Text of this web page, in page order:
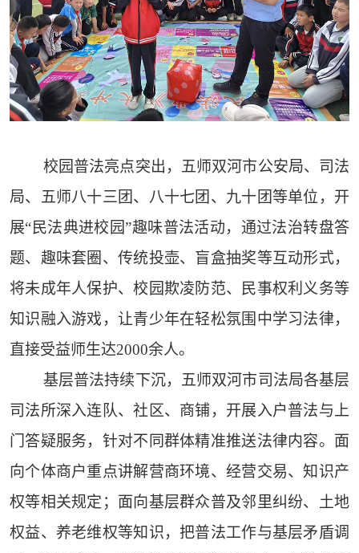
校园普法亮点突出，五师双河市公安局、司法
局、五师八十三团、八十七团、九十团等单位，开
展“民法典进校园”趣味普法活动，通过法治转盘答
题、趣味套圈、传统投壶、盲盒抽奖等互动形式，
将未成年人保护、校园欺凌防范、民事权利义务等
知识融入游戏，让青少年在轻松氛围中学习法律，
直接受益师生达2000余人。
基层普法持续下沉，五师双河市司法局各基层
司法所深入连队、社区、商铺，开展入户普法与上
门答疑服务，针对不同群体精准推送法律内容。面
向个体商户重点讲解营商环境、经营交易、知识产
权等相关规定；面向基层群众普及邻里纠纷、土地
权益、养老维权等知识，把普法工作与基层矛盾调